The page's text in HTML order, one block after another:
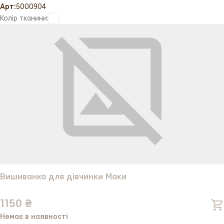
Арт:5000904
Колір тканини:
Вишиванка для дівчинки Маки
1150 ₴
Немає в наявності